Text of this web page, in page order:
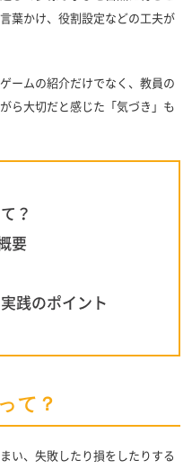
葉かけ、役割設定などの工夫が
ームの紹介だけでなく、教員の
ら大切だと感じた「気づき」も
？
要
践のポイント
て？
い、失敗したり損をしたりする